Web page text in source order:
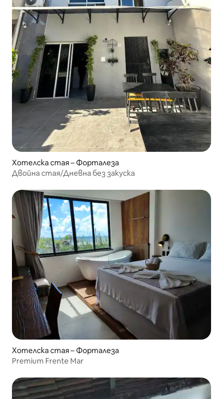
Хотелска стая – Форталеза
Двойна стая/Дневна без закуска
Хотелска стая – Форталеза
Premium Frente Mar